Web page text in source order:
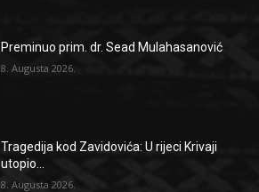
Preminuo prim. dr. Sead Mulahasanović
8. Augusta 2026.
Tragedija kod Zavidovića: U rijeci Krivaji
utopio...
8. Augusta 2026.